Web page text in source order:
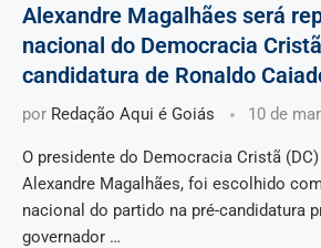
Alexandre Magalhães será
nacional do Democracia
candidatura de Ronaldo
por Redação Aqui é Goiás 10 de
O presidente do Democracia Cristã
Alexandre Magalhães, foi escolhido
nacional do partido na pré-candidatura
governador …